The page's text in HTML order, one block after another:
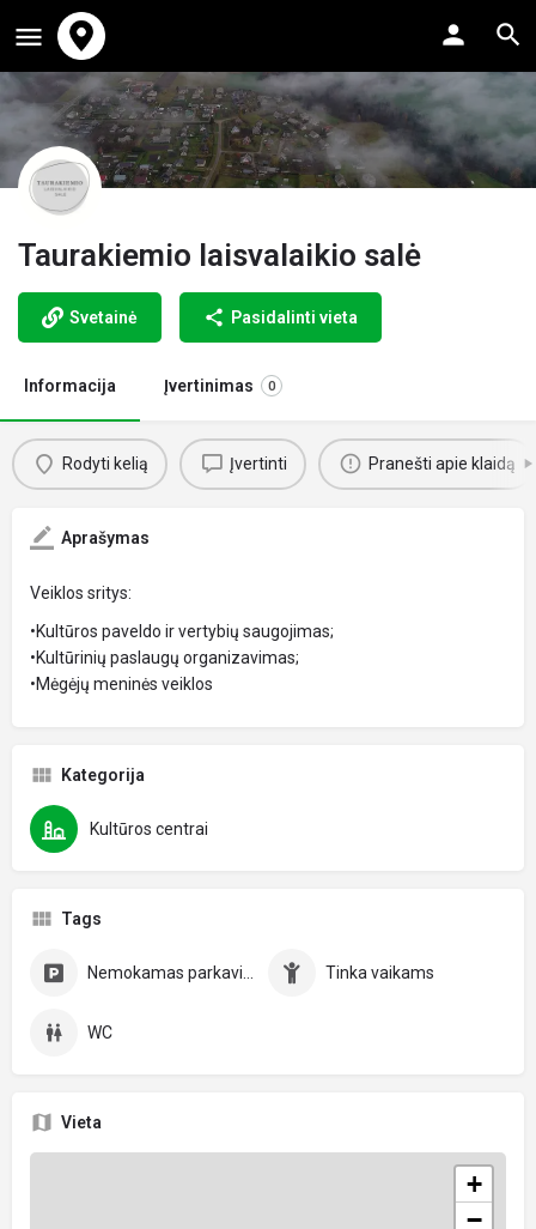
Taurakiemio laisvalaikio salė
Svetainė Pasidalinti vieta
Informacija Įvertinimas 0
Rodyti kelią Įvertinti Pranešti apie klaidą
Aprašymas
Veiklos sritys:
•Kultūros paveldo ir vertybių saugojimas;
•Kultūrinių paslaugų organizavimas;
•Mėgėjų meninės veiklos
Kategorija
Kultūros centrai
Tags
Tinka vaikams
WC
Vieta
+
−